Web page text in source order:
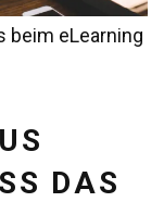
beim eLearning
DAS